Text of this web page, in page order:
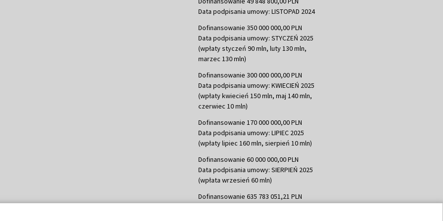
Data podpisania umowy: LISTOPAD 2024
Dofinansowanie 350 000 000,00 PLN
Data podpisania umowy: STYCZEŃ 2025
(wpłaty styczeń 90 mln, luty 130 mln,
marzec 130 mln)
Dofinansowanie 300 000 000,00 PLN
Data podpisania umowy: KWIECIEŃ 2025
(wpłaty kwiecień 150 mln, maj 140 mln,
czerwiec 10 mln)
Dofinansowanie 170 000 000,00 PLN
Data podpisania umowy: LIPIEC 2025
(wpłaty lipiec 160 mln, sierpień 10 mln)
Dofinansowanie 60 000 000,00 PLN
Data podpisania umowy: SIERPIEŃ 2025
(wpłata wrzesień 60 mln)
Dofinansowanie 635 783 051,21 PLN